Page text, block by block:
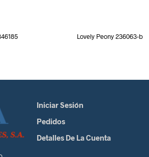
Lovely Peony 236063-b
Iniciar Sesión
Pedidos
Detalles De La Cuenta